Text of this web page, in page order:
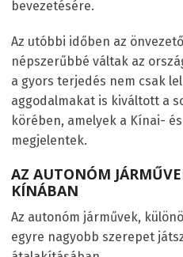
bevezetésére.
Az utóbbi időben az
népszerűbbé váltak az
a gyors terjedés nem csak
aggodalmakat is kiváltott a
körében, amelyek a Kínai-
megjelentek.
AZ AUTONÓM
KÍNÁBAN
Az autonóm járművek,
egyre nagyobb szerepet